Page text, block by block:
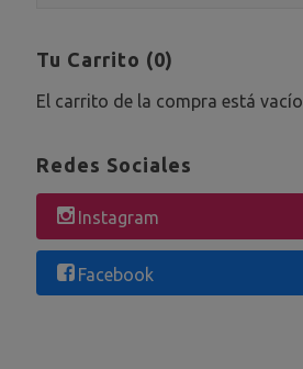
Tu Carrito (0)
El carrito de la compra está vacío
Redes Sociales
Instagram
Facebook